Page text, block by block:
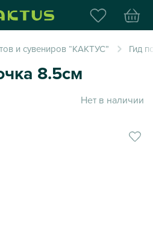
Интернет-магазин
и сувениров “КАКТУС” Гид
8.5см
Нет в наличии